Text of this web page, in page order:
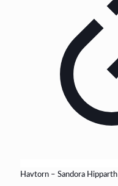
Havtorn – Sandora Hipparth